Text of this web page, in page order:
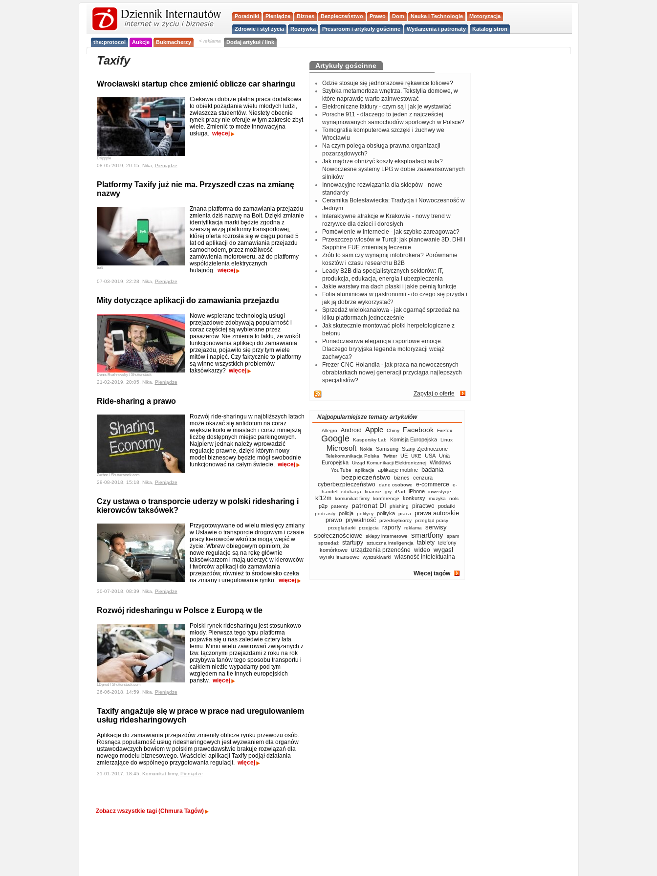
Poradniki Pieniądze Biznes Bezpieczeństwo Prawo Dom Nauka i Technologie Motoryzacja
Zdrowie i styl życia Rozrywka Pressroom i artykuły gościnne Wydarzenia i patronaty Katalog stron
the:protocol Aukcje Bukmacherzy < reklama Dodaj artykuł / link
Taxify
Wrocławski startup chce zmienić oblicze car sharingu
Drippple
Ciekawa i dobrze płatna praca dodatkowa
to obiekt pożądania wielu młodych ludzi,
zwłaszcza studentów. Niestety obecnie
rynek pracy nie oferuje w tym zakresie zbyt
wiele. Zmienić to może innowacyjna
usługa. więcej
08-05-2019, 20:15, Nika, Pieniądze
Platformy Taxify już nie ma. Przyszedł czas na zmianę
nazwy
bolt
Znana platforma do zamawiania przejazdu
zmienia dziś nazwę na Bolt. Dzięki zmianie
identyfikacja marki będzie zgodna z
szerszą wizją platformy transportowej,
której oferta rozrosła się w ciągu ponad 5
lat od aplikacji do zamawiania przejazdu
samochodem, przez możliwość
zamówienia motoroweru, aż do platformy
współdzielenia elektrycznych
hulajnóg. więcej
07-03-2019, 22:28, Nika, Pieniądze
Mity dotyczące aplikacji do zamawiania przejazdu
Denis Rozhnovsky / Shutterstock
Nowe wspierane technologią usługi
przejazdowe zdobywają popularność i
coraz częściej są wybierane przez
pasażerów. Nie zmienia to faktu, że wokół
funkcjonowania aplikacji do zamawiania
przejazdu, pojawiło się przy tym wiele
mitów i napięć. Czy faktycznie to platformy
są winne wszystkich problemów
taksówkarzy? więcej
21-02-2019, 20:05, Nika, Pieniądze
Ride-sharing a prawo
Zerbor / Shutterstock.com
Rozwój ride-sharingu w najbliższych latach
może okazać się antidotum na coraz
większe korki w miastach i coraz mniejszą
liczbę dostępnych miejsc parkingowych.
Najpierw jednak należy wprowadzić
regulacje prawne, dzięki którym nowy
model biznesowy będzie mógł swobodnie
funkcjonować na całym świecie. więcej
29-08-2018, 15:18, Nika, Pieniądze
Czy ustawa o transporcie uderzy w polski ridesharing i
kierowców taksówek?
Przygotowywane od wielu miesięcy zmiany
w Ustawie o transporcie drogowym i czasie
pracy kierowców wkrótce mogą wejść w
życie. Wbrew obiegowym opiniom, że
nowe regulacje są na rękę głównie
taksówkarzom i mają uderzyć w kierowców
i twórców aplikacji do zamawiania
przejazdów, również to środowisko czeka
na zmiany i uregulowanie rynku. więcej
30-07-2018, 08:39, Nika, Pieniądze
Rozwój ridesharingu w Polsce z Europą w tle
LDprod / Shutterstock.com
Polski rynek ridesharingu jest stosunkowo
młody. Pierwsza tego typu platforma
pojawiła się u nas zaledwie cztery lata
temu. Mimo wielu zawirowań związanych z
tzw. łączonymi przejazdami z roku na rok
przybywa fanów tego sposobu transportu i
całkiem nieźle wypadamy pod tym
względem na tle innych europejskich
państw. więcej
26-06-2018, 14:59, Nika, Pieniądze
Taxify angażuje się w prace w prace nad uregulowaniem
usług ridesharingowych
Aplikacje do zamawiania przejazdów zmieniły oblicze rynku przewozu osób.
Rosnąca popularność usług ridesharingowych jest wyzwaniem dla organów
ustawodawczych bowiem w polskim prawodawstwie brakuje rozwiązań dla
nowego modelu biznesowego. Właściciel aplikacji Taxify podjął działania
zmierzające do wspólnego przygotowania regulacji. więcej
31-01-2017, 18:45, Komunikat firmy, Pieniądze
Zobacz wszystkie tagi (Chmura Tagów)
Artykuły gościnne
Gdzie stosuje się jednorazowe rękawice foliowe?
Szybka metamorfoza wnętrza. Tekstylia domowe, w
które naprawdę warto zainwestować
Elektroniczne faktury - czym są i jak je wystawiać
Porsche 911 - dlaczego to jeden z najcześciej
wynajmowanych samochodów sportowych w Polsce?
Tomografia komputerowa szczęki i żuchwy we
Wrocławiu
Na czym polega obsługa prawna organizacji
pozarządowych?
Jak mądrze obniżyć koszty eksploatacji auta?
Nowoczesne systemy LPG w dobie zaawansowanych
silników
Innowacyjne rozwiązania dla sklepów - nowe
standardy
Ceramika Bolesławiecka: Tradycja i Nowoczesność w
Jednym
Interaktywne atrakcje w Krakowie - nowy trend w
rozrywce dla dzieci i dorosłych
Pomówienie w internecie - jak szybko zareagować?
Przeszczep włosów w Turcji: jak planowanie 3D, DHI i
Sapphire FUE zmieniają leczenie
Zrób to sam czy wynajmij infobrokera? Porównanie
kosztów i czasu researchu B2B
Leady B2B dla specjalistycznych sektorów: IT,
produkcja, edukacja, energia i ubezpieczenia
Jakie warstwy ma dach płaski i jakie pełnią funkcje
Folia aluminiowa w gastronomii - do czego się przyda i
jak ją dobrze wykorzystać?
Sprzedaż wielokanałowa - jak ogarnąć sprzedaż na
kilku platformach jednocześnie
Jak skutecznie montować płotki herpetologiczne z
betonu
Ponadczasowa elegancja i sportowe emocje.
Dlaczego brytyjska legenda motoryzacji wciąż
zachwyca?
Frezer CNC Holandia - jak praca na nowoczesnych
obrabiarkach nowej generacji przyciąga najlepszych
specjalistów?
Zapytaj o ofertę
Najpopularniejsze tematy artykułów
Allegro Android Apple Chiny Facebook Firefox
Google Kaspersky Lab Komisja Europejska Linux
Microsoft Nokia Samsung Stany Zjednoczone
Telekomunikacja Polska Twitter UE UKE USA
Unia
Europejska
Urząd Komunikacji Elektronicznej Windows
YouTube aplikacje aplikacje mobilne badania
bezpieczeństwo biznes cenzura
cyberbezpieczeństwo dane osobowe e-commerce
e-
handel
edukacja finanse gry iPad iPhone inwestycje
kf12m komunikat firmy konferencje konkursy muzyka nols
p2p patenty patronat DI phishing piractwo podatki
podcasty policja politycy polityka praca prawa autorskie
prawo prywatność przedsiębiorcy
przegląd prasy
przeglądarki
przejęcia raporty reklama
serwisy
społecznościowe
sklepy internetowe smartfony
spam
sprzedaż
startupy sztuczna inteligencja tablety telefony
komórkowe urządzenia przenośne wideo wygasl
wyniki finansowe wyszukiwarki własność intelektualna
Więcej tagów